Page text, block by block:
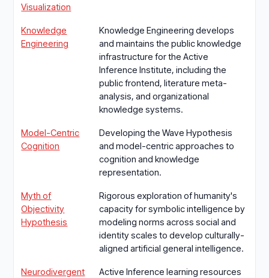
Visualization
Knowledge
Engineering
Knowledge Engineering develops
and maintains the public knowledge
infrastructure for the Active
Inference Institute, including the
public frontend, literature meta-
analysis, and organizational
knowledge systems.
Model-Centric
Cognition
Developing the Wave Hypothesis
and model-centric approaches to
cognition and knowledge
representation.
Myth of
Objectivity
Hypothesis
Rigorous exploration of humanity's
capacity for symbolic intelligence by
modeling norms across social and
identity scales to develop culturally-
aligned artificial general intelligence.
Neurodivergent
Active Inference learning resources